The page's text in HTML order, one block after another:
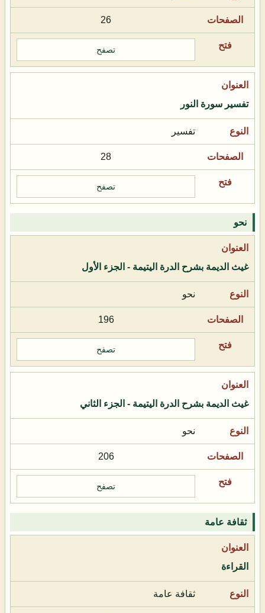
26
تصفح
تفسير سورة النور
تفسير
28
تصفح
نحو
غيث الديمة بشرح الدرة اليتيمة - الجزء الأول
نحو
196
تصفح
غيث الديمة بشرح الدرة اليتيمة - الجزء الثاني
نحو
206
تصفح
ثقافة عامة
القراءة
ثقافة عامة